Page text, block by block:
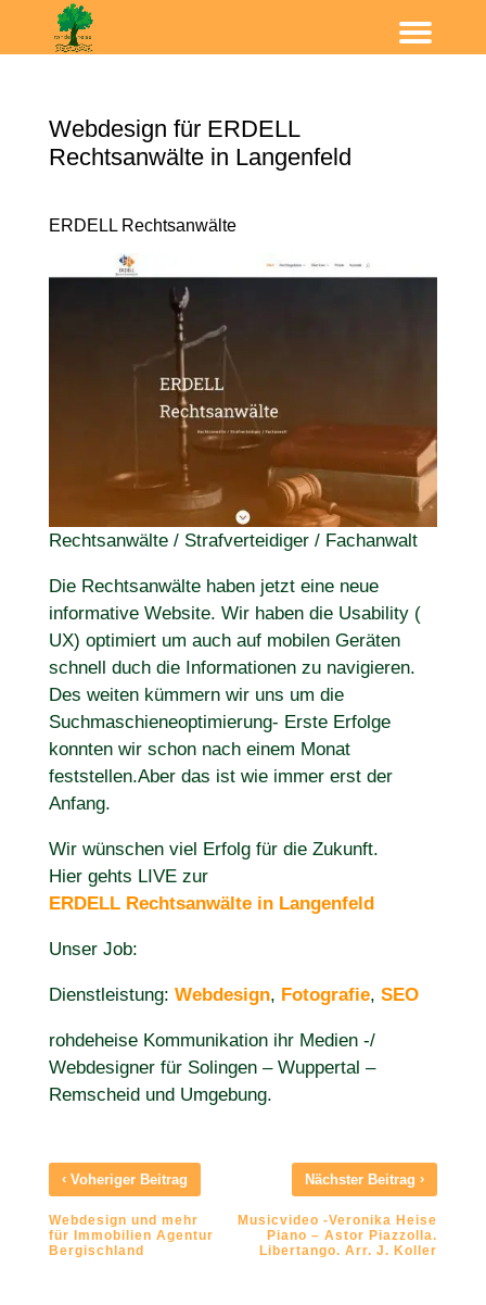
Webdesign für ERDELL
Rechtsanwälte in Langenfeld
ERDELL Rechtsanwälte
Rechtsanwälte / Strafverteidiger / Fachanwalt
Die Rechtsanwälte haben jetzt eine neue
informative Website. Wir haben die Usability (
UX) optimiert um auch auf mobilen Geräten
schnell duch die Informationen zu navigieren.
Des weiten kümmern wir uns um die
Suchmaschieneoptimierung- Erste Erfolge
konnten wir schon nach einem Monat
feststellen.Aber das ist wie immer erst der
Anfang.
Wir wünschen viel Erfolg für die Zukunft.
Hier gehts LIVE zur
ERDELL Rechtsanwälte in Langenfeld
Unser Job:
Dienstleistung: Webdesign, Fotografie, SEO
rohdeheise Kommunikation ihr Medien -/
Webdesigner für Solingen – Wuppertal –
Remscheid und Umgebung.
‹Voheriger Beitrag
Webdesign und mehr
für Immobilien Agentur
Bergischland
Nächster Beitrag›
Musicvideo -Veronika Heise
Piano – Astor Piazzolla.
Libertango. Arr. J. Koller